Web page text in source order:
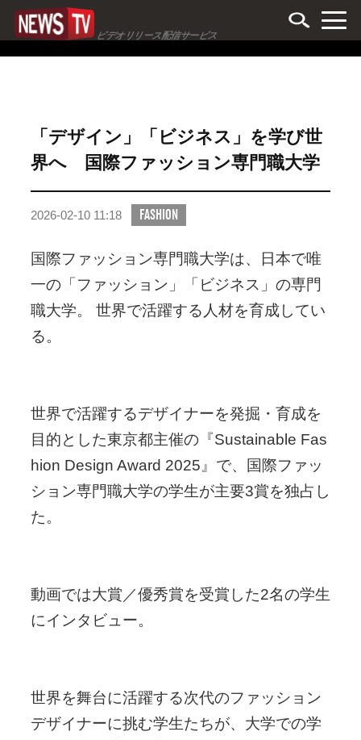
ビデオリリース配信サービス
「デザイン」「ビジネス」を学び世
界へ 国際ファッション専門職大学
2026-02-10 11:18 FASHION
国際ファッション専門職大学は、日本で唯
一の「ファッション」「ビジネス」の専門
職大学。 世界で活躍する人材を育成してい
る。
世界で活躍するデザイナーを発掘・育成を
目的とした東京都主催の『Sustainable Fas
hion Design Award 2025』で、国際ファッ
ション専門職大学の学生が主要3賞を独占し
た。
動画では大賞／優秀賞を受賞した2名の学生
にインタビュー。
世界を舞台に活躍する次代のファッション
デザイナーに挑む学生たちが、大学での学